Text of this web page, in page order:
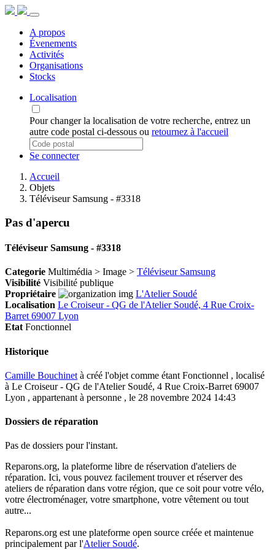
A propos
Évenements
Activités
Organisations
Stocks
Localisation
Pour changer la localisation de votre recherche, entrez un
autre code postal ci-dessous ou retournez à l'accueil
Se connecter
Accueil
Objets
Téléviseur Samsung - #3318
Pas d'apercu
Téléviseur Samsung - #3318
Categorie Multimédia > Image > Téléviseur Samsung
Visibilité Visibilité publique
Propriétaire
L'Atelier Soudé
Localisation Le Croiseur - QG de l'Atelier Soudé, 4 Rue Croix-
Barret 69007 Lyon
Etat Fonctionnel
Historique
Camille Bouchinet à créé l'objet comme étant Fonctionnel , localisé
à Le Croiseur - QG de l'Atelier Soudé, 4 Rue Croix-Barret 69007
Lyon , appartenant à personne , le 28 novembre 2024 14:43
Dossiers de réparation
Pas de dossiers pour l'instant.
Reparons.org, la plateforme libre de réservation d'ateliers de
réparation. Ici, vous pouvez facilement trouver et réserver des
ateliers de réparation dans votre région, que ce soit pour votre vélo,
votre électroménager, votre smartphone, votre vêtement ou tout
autre...
Reparons.org est une plateforme open source créée et maintenue
principalement par l'Atelier Soudé.